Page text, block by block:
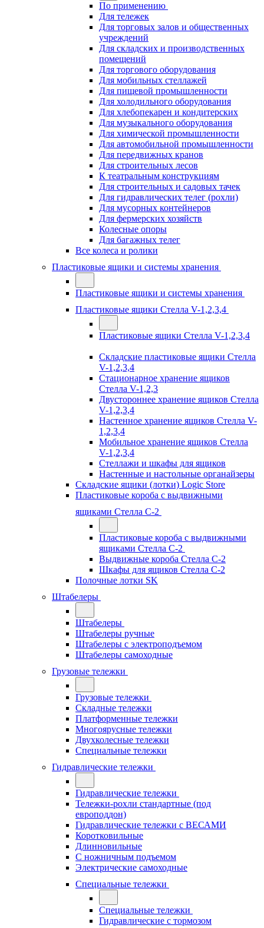
По применению
Для тележек
Для торговых залов и общественных
учреждений
Для складских и производственных
помещений
Для торгового оборудования
Для мобильных стеллажей
Для пищевой промышленности
Для холодильного оборудования
Для хлебопекарен и кондитерских
Для музыкального оборудования
Для химической промышленности
Для автомобильной промышленности
Для передвижных кранов
Для строительных лесов
К театральным конструкциям
Для строительных и садовых тачек
Для гидравлических телег (рохли)
Для мусорных контейнеров
Для фермерских хозяйств
Колесные опоры
Для багажных телег
Все колеса и ролики
Пластиковые ящики и системы хранения
Пластиковые ящики и системы хранения
Пластиковые ящики Стелла V-1,2,3,4
Пластиковые ящики Стелла V-1,2,3,4
Складские пластиковые ящики Стелла
V-1,2,3,4
Стационарное хранение ящиков
Стелла V-1,2,3
Двустороннее хранение ящиков Стелла
V-1,2,3,4
Настенное хранение ящиков Стелла V-
1,2,3,4
Мобильное хранение ящиков Стелла
V-1,2,3,4
Стеллажи и шкафы для ящиков
Настенные и настольные органайзеры
Складские ящики (лотки) Logiс Store
Пластиковые короба с выдвижными
ящиками Стелла С-2
Пластиковые короба с выдвижными
ящиками Стелла С-2
Выдвижные короба Стелла С-2
Шкафы для ящиков Стелла С-2
Полочные лотки SK
Штабелеры
Штабелеры
Штабелеры ручные
Штабелеры с электроподъемом
Штабелеры самоходные
Грузовые тележки
Грузовые тележки
Складные тележки
Платформенные тележки
Многоярусные тележки
Двухколесные тележки
Специальные тележки
Гидравлические тележки
Гидравлические тележки
Тележки-рохли стандартные (под
европоддон)
Гидравлические тележки с ВЕСАМИ
Коротковильные
Длинновильные
С ножничным подъемом
Электрические самоходные
Специальные тележки
Специальные тележки
Гидравлические с тормозом